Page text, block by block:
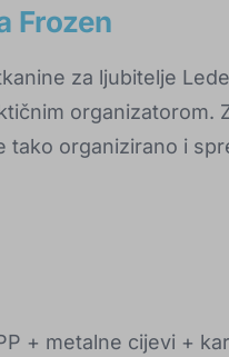
Frozen
za ljubitelje
organizatorom.
tako organizirano i
+ metalne cijevi +